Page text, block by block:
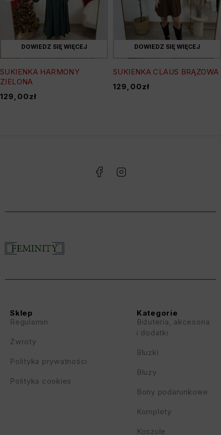
DOWIEDZ SIĘ WIĘCEJ
SUKIENKA HARMONY
ZIELONA
129,00zł
DOWIEDZ SIĘ WIĘCEJ
SUKIENKA CLAUS BRĄZOWA
129,00zł
Kategorie
Biżuteria, akcesoria
i dodatki
Bluzki
Bluzy
Bony podarunkowe
Komplety
Koszule
Sklep
Regulamin
Zwroty
Polityka prywatności
Polityka cookies